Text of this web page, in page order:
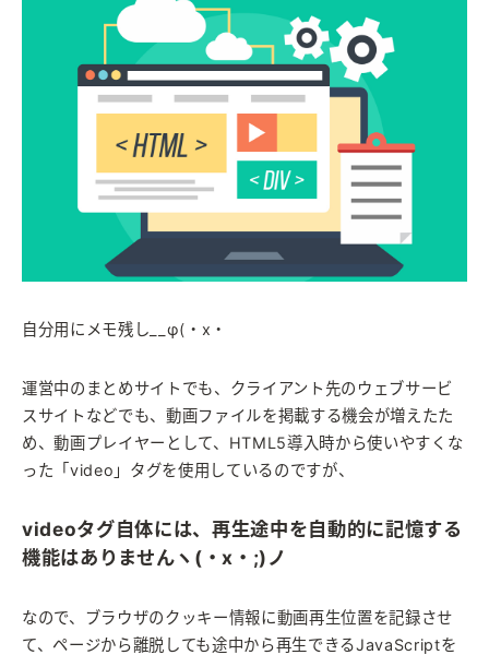
自分用にメモ残し__φ(・x・
運営中のまとめサイトでも、クライアント先のウェブサービ
スサイトなどでも、動画ファイルを掲載する機会が増えたた
め、動画プレイヤーとして、HTML5導入時から使いやすくな
った「video」タグを使用しているのですが、
videoタグ自体には、再生途中を自動的に記憶する
機能はありませんヽ(・x・;)ノ
なので、ブラウザのクッキー情報に動画再生位置を記録させ
て、ページから離脱しても途中から再生できるJavaScriptを